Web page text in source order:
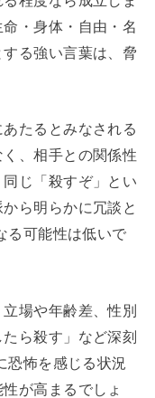
・身体・自由・名
る強い言葉は、脅
たるとみなされる
、相手との関係性
じ「殺すぞ」とい
ら明らかに冗談と
る可能性は低いで
場や年齢差、性別
ら殺す」など深刻
恐怖を感じる状況
が高まるでしょ